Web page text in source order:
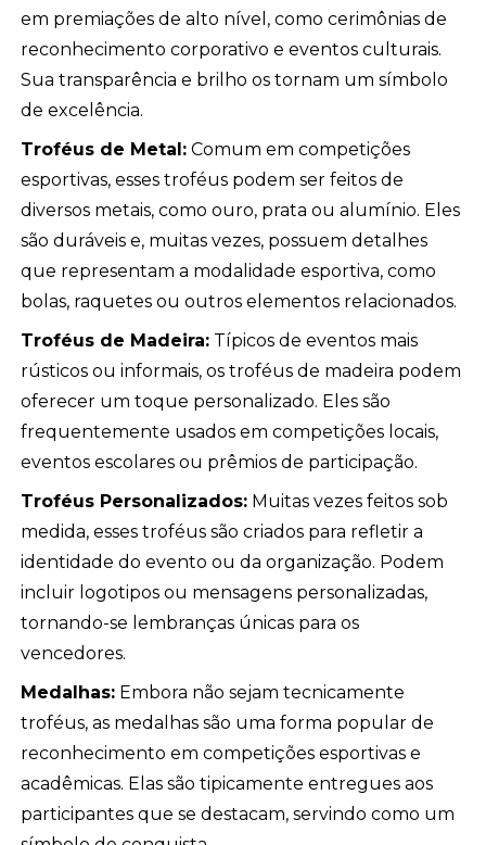
em premiações de alto nível, como cerimônias de
reconhecimento corporativo e eventos culturais.
Sua transparência e brilho os tornam um símbolo
de excelência.
Troféus de Metal: Comum em competições
esportivas, esses troféus podem ser feitos de
diversos metais, como ouro, prata ou alumínio. Eles
são duráveis e, muitas vezes, possuem detalhes
que representam a modalidade esportiva, como
bolas, raquetes ou outros elementos relacionados.
Troféus de Madeira: Típicos de eventos mais
rústicos ou informais, os troféus de madeira podem
oferecer um toque personalizado. Eles são
frequentemente usados em competições locais,
eventos escolares ou prêmios de participação.
Troféus Personalizados: Muitas vezes feitos sob
medida, esses troféus são criados para refletir a
identidade do evento ou da organização. Podem
incluir logotipos ou mensagens personalizadas,
tornando-se lembranças únicas para os
vencedores.
Medalhas: Embora não sejam tecnicamente
troféus, as medalhas são uma forma popular de
reconhecimento em competições esportivas e
acadêmicas. Elas são tipicamente entregues aos
participantes que se destacam, servindo como um